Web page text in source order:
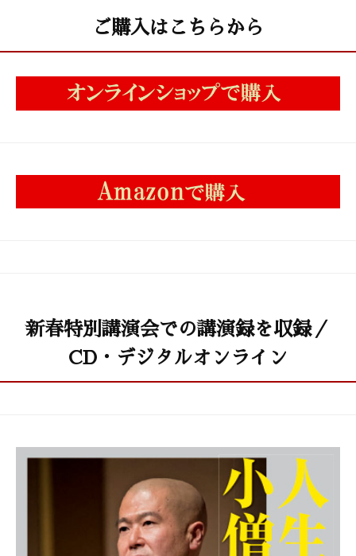
ご購入はこちらから
新春特別講演会での講演録を収録／
CD・デジタルオンライン